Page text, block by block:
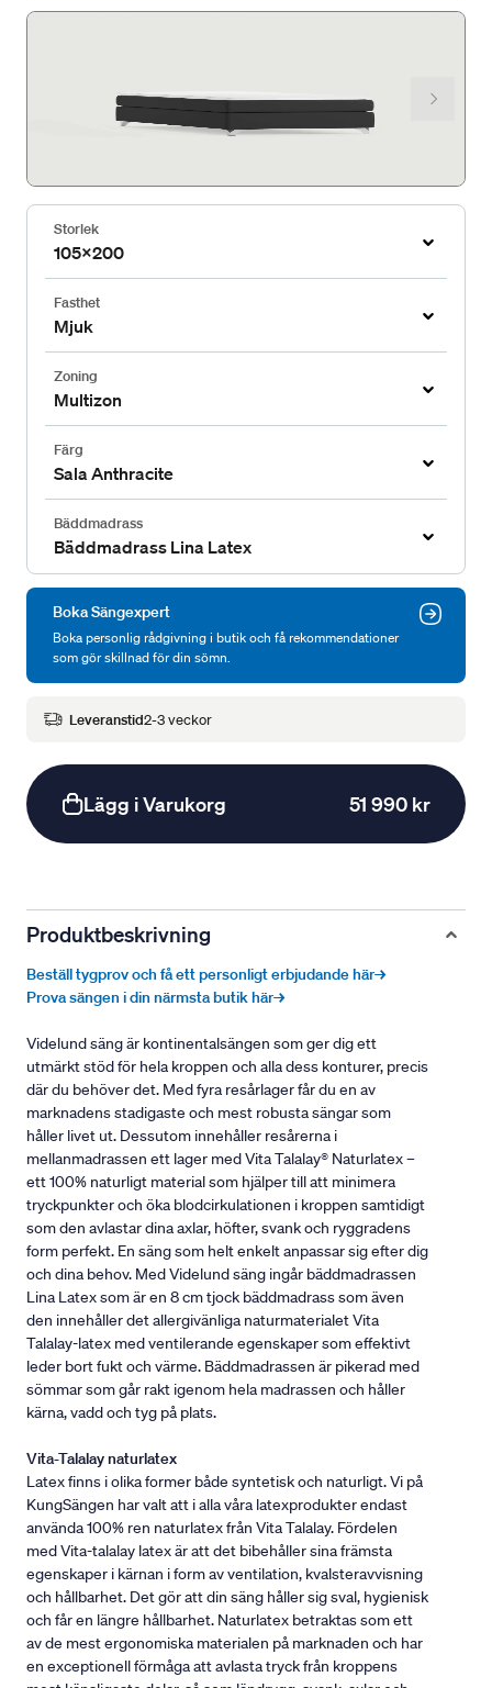
Storlek
105x200
Fasthet
Mjuk
Zoning
Multizon
Färg
Sala Anthracite
Bäddmadrass
Bäddmadrass Lina Latex
Boka Sängexpert
Boka personlig rådgivning i butik och få rekommendationer
som gör skillnad för din sömn.
Leveranstid2-3 veckor
Lägg i Varukorg 51 990 kr
Produktbeskrivning
Beställ tygprov och få ett personligt erbjudande här→
Prova sängen i din närmsta butik här→
Videlund säng är kontinentalsängen som ger dig ett
utmärkt stöd för hela kroppen och alla dess konturer, precis
där du behöver det. Med fyra resårlager får du en av
marknadens stadigaste och mest robusta sängar som
håller livet ut. Dessutom innehåller resårerna i
mellanmadrassen ett lager med Vita Talalay® Naturlatex –
ett 100% naturligt material som hjälper till att minimera
tryckpunkter och öka blodcirkulationen i kroppen samtidigt
som den avlastar dina axlar, höfter, svank och ryggradens
form perfekt. En säng som helt enkelt anpassar sig efter dig
och dina behov. Med Videlund säng ingår bäddmadrassen
Lina Latex som är en 8 cm tjock bäddmadrass som även
den innehåller det allergivänliga naturmaterialet Vita
Talalay-latex med ventilerande egenskaper som effektivt
leder bort fukt och värme. Bäddmadrassen är pikerad med
sömmar som går rakt igenom hela madrassen och håller
kärna, vadd och tyg på plats.
Vita-Talalay naturlatex
Latex finns i olika former både syntetisk och naturligt. Vi på
KungSängen har valt att i alla våra latexprodukter endast
använda 100% ren naturlatex från Vita Talalay. Fördelen
med Vita-talalay latex är att det bibehåller sina främsta
egenskaper i kärnan i form av ventilation, kvalsteravvisning
och hållbarhet. Det gör att din säng håller sig sval, hygienisk
och får en längre hållbarhet. Naturlatex betraktas som ett
av de mest ergonomiska materialen på marknaden och har
en exceptionell förmåga att avlasta tryck från kroppens